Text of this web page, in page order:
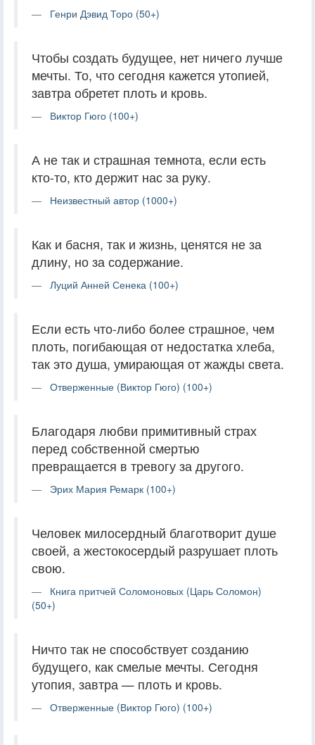
Генри Дэвид Торо (50+)
Чтобы создать будущее, нет ничего лучше
мечты. То, что сегодня кажется утопией,
завтра обретет плоть и кровь.
Виктор Гюго (100+)
А не так и страшная темнота, если есть
кто-то, кто держит нас за руку.
Неизвестный автор (1000+)
Как и басня, так и жизнь, ценятся не за
длину, но за содержание.
Луций Анней Сенека (100+)
Если есть что-либо более страшное, чем
плоть, погибающая от недостатка хлеба,
так это душа, умирающая от жажды света.
Отверженные (Виктор Гюго) (100+)
Благодаря любви примитивный страх
перед собственной смертью
превращается в тревогу за другого.
Эрих Мария Ремарк (100+)
Человек милосердный благотворит душе
своей, а жестокосердый разрушает плоть
свою.
Книга притчей Соломоновых (Царь Соломон)
(50+)
Ничто так не способствует созданию
будущего, как смелые мечты. Сегодня
утопия, завтра — плоть и кровь.
Отверженные (Виктор Гюго) (100+)